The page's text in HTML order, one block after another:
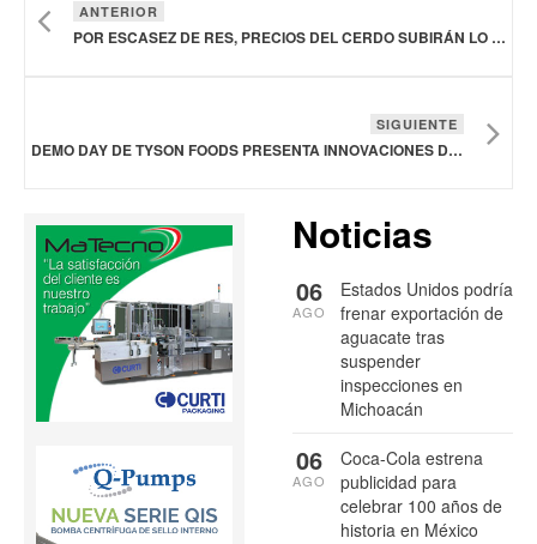
ANTERIOR
POR ESCASEZ DE RES, PRECIOS DEL CERDO SUBIRÁN LO QUE RESTA DE 2025 Y EN 2026: USDA
SIGUIENTE
DEMO DAY DE TYSON FOODS PRESENTA INNOVACIONES DE INTELIGENCIA ARTIFICIAL EN TECNOLOGÍA ALIMENTARIA
Noticias
Estados Unidos podría
frenar exportación de
aguacate tras
suspender
inspecciones en
Michoacán
06
AGO
Coca-Cola estrena
publicidad para
celebrar 100 años de
historia en México
06
AGO